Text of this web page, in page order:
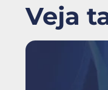
Veja